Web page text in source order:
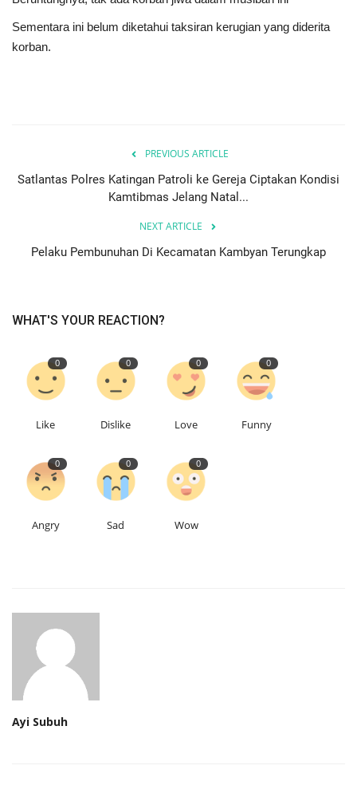
Sementara ini belum diketahui taksiran kerugian yang diderita
korban.
PREVIOUS ARTICLE
Satlantas Polres Katingan Patroli ke Gereja Ciptakan Kondisi
Kamtibmas Jelang Natal...
NEXT ARTICLE
Pelaku Pembunuhan Di Kecamatan Kambyan Terungkap
WHAT'S YOUR REACTION?
0
Like
0
Dislike
0
Love
0
Funny
0
Angry
0
Sad
0
Wow
Ayi Subuh